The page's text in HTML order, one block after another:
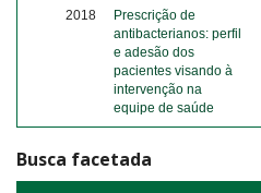
2018
Prescrição de
antibacterianos: perfil
e adesão dos
pacientes visando à
intervenção na
equipe de saúde
Busca facetada